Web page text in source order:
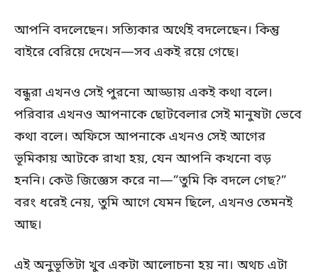
আপনি বদলেছেন। সত্যিকার অর্থেই বদলেছেন। কিন্তু
বাইরে বেরিয়ে দেখেন—সব একই রয়ে গেছে।
বন্ধুরা এখনও সেই পুরনো আড্ডায় একই কথা বলে।
পরিবার এখনও আপনাকে ছোটবেলার সেই মানুষটা ভেবে
কথা বলে। অফিসে আপনাকে এখনও সেই আগের
ভূমিকায় আটকে রাখা হয়, যেন আপনি কখনো বড়
হননি। কেউ জিজ্ঞেস করে না—”তুমি কি বদলে গেছ?”
বরং ধরেই নেয়, তুমি আগে যেমন ছিলে, এখনও তেমনই
আছ।
এই অনুভূতিটা খুব একটা আলোচনা হয় না। অথচ এটা